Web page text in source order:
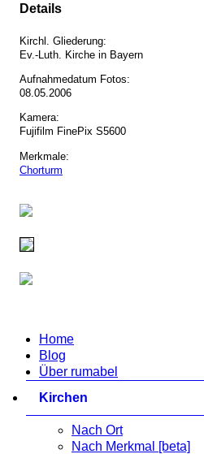
Details
Kirchl. Gliederung:
Ev.-Luth. Kirche in Bayern
Aufnahmedatum Fotos:
08.05.2006
Kamera:
Fujifilm FinePix S5600
Merkmale:
Chorturm
Home
Blog
Über rumabel
Kirchen zum Ausklappen
Nach Ort
Nach Merkmal [beta]